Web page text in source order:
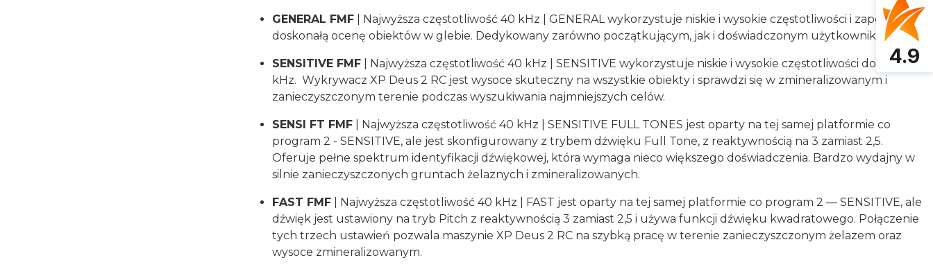
GENERAL FMF | Najwyższa częstotliwość 40 kHz | GENERAL wykorzystuje niskie i wysokie częstotliwości i zapewnia
doskonałą ocenę obiektów w glebie. Dedykowany zarówno początkującym, jak i doświadczonym użytkownikom.
SENSITIVE FMF | Najwyższa częstotliwość 40 kHz | SENSITIVE wykorzystuje niskie i wysokie częstotliwości do 40
kHz. Wykrywacz XP Deus 2 RC jest wysoce skuteczny na wszystkie obiekty i sprawdzi się w zmineralizowanym i
zanieczyszczonym terenie podczas wyszukiwania najmniejszych celów.
SENSI FT FMF | Najwyższa częstotliwość 40 kHz | SENSITIVE FULL TONES jest oparty na tej samej platformie co
program 2 - SENSITIVE, ale jest skonfigurowany z trybem dźwięku Full Tone, z reaktywnością na 3 zamiast 2,5.
Oferuje pełne spektrum identyfikacji dźwiękowej, która wymaga nieco większego doświadczenia. Bardzo wydajny w
silnie zanieczyszczonych gruntach żelaznych i zmineralizowanych.
FAST FMF | Najwyższa częstotliwość 40 kHz | FAST jest oparty na tej samej platformie co program 2 — SENSITIVE, ale
dźwięk jest ustawiony na tryb Pitch z reaktywnością 3 zamiast 2,5 i używa funkcji dźwięku kwadratowego. Połączenie
tych trzech ustawień pozwala maszynie XP Deus 2 RC na szybką pracę w terenie zanieczyszczonym żelazem oraz
wysoce zmineralizowanym.
4.9